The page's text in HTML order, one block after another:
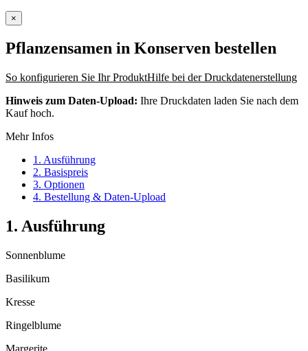
×
Pflanzensamen in Konserven bestellen
So konfigurieren Sie Ihr ProduktHilfe bei der Druckdatenerstellung
Hinweis zum Daten-Upload: Ihre Druckdaten laden Sie nach dem
Kauf hoch.
Mehr Infos
1. Ausführung
2. Basispreis
3. Optionen
4. Bestellung & Daten-Upload
1. Ausführung
Sonnenblume
Basilikum
Kresse
Ringelblume
Margerite